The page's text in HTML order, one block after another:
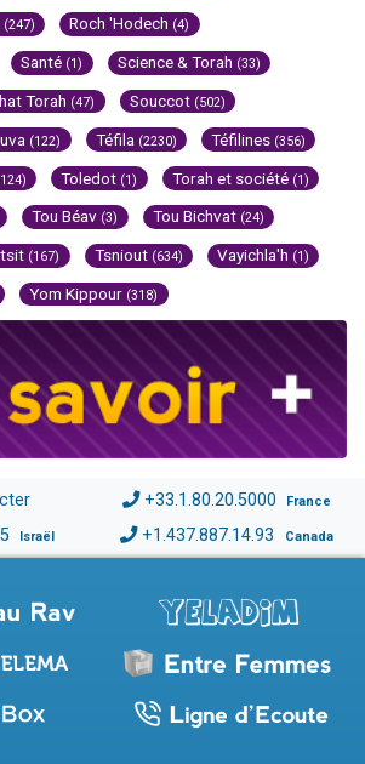
(247) Roch 'Hodech (4)
Santé (1) Science & Torah (33)
Torah (47) Souccot (502)
(122) Téfila (2230) Téfilines (356)
Toledot (1) Torah et société (1)
Tou Béav (3) Tou Bichvat (24)
(167) Tsniout (634) Vayichla'h (1)
Yom Kippour (318)
+33.1.80.20.5000 France
Israël +1.437.887.14.93 Canada